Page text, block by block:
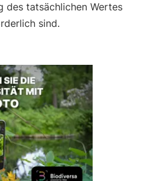
des tatsächlichen Wertes
sind.